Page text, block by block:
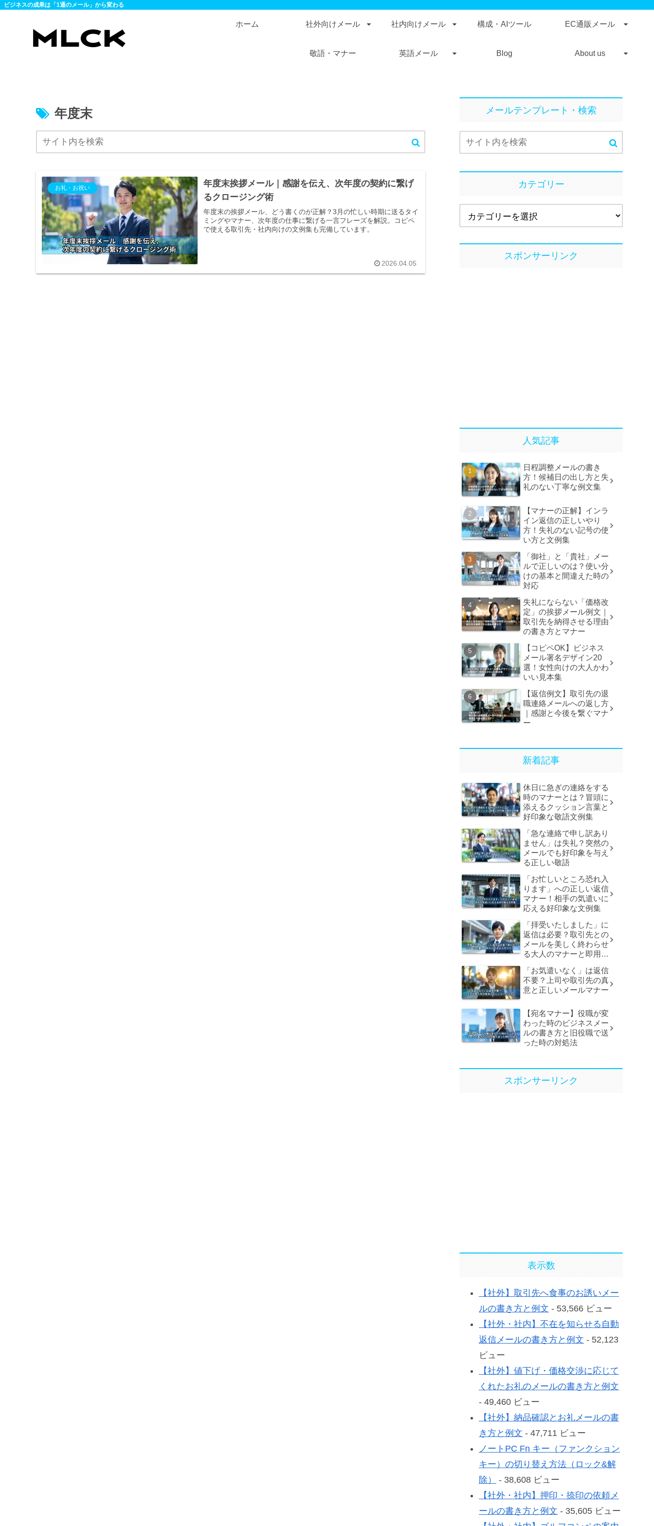
ビジネスの成果は「1通のメール」から変わる
ホーム 社外向けメール 社内向けメール 構成・AIツール EC通販メール
敬語・マナー 英語メール Blog About us
年度末
お礼・お祝い
年度末挨拶メール｜感謝を伝え、次年度の契約に繋げ
るクロージング術
年度末の挨拶メール、どう書くのが正解？3月の忙しい時期に送るタイ
ミングやマナー、次年度の仕事に繋げる一言フレーズを解説。コピペ
で使える取引先・社内向けの文例集も完備しています。
2026.04.05
メールテンプレート・検索
カテゴリー
スポンサーリンク
人気記事
日程調整メールの書き
方！候補日の出し方と失
礼のない丁寧な例文集
【マナーの正解】インラ
イン返信の正しいやり
方！失礼のない記号の使
い方と文例集
「御社」と「貴社」メー
ルで正しいのは？使い分
けの基本と間違えた時の
対応
失礼にならない「価格改
定」の挨拶メール例文｜
取引先を納得させる理由
の書き方とマナー
【コピペOK】ビジネス
メール署名デザイン20
選！女性向けの大人かわ
いい見本集
【返信例文】取引先の退
職連絡メールへの返し方
｜感謝と今後を繋ぐマナ
ー
新着記事
休日に急ぎの連絡をする
時のマナーとは？冒頭に
添えるクッション言葉と
好印象な敬語文例集
「急な連絡で申し訳あり
ません」は失礼？突然の
メールでも好印象を与え
る正しい敬語
「お忙しいところ恐れ入
ります」への正しい返信
マナー！相手の気遣いに
応える好印象な文例集
「拝受いたしました」に
返信は必要？取引先との
メールを美しく終わらせ
る大人のマナーと即用文
「お気遣いなく」は返信
不要？上司や取引先の真
意と正しいメールマナー
【宛名マナー】役職が変
わった時のビジネスメー
ルの書き方と旧役職で送
った時の対処法
スポンサーリンク
表示数
【社外】取引先へ食事のお誘いメー
ルの書き方と例文 - 53,566 ビュー
【社外・社内】不在を知らせる自動
返信メールの書き方と例文 - 52,123
ビュー
【社外】値下げ・価格交渉に応じて
くれたお礼のメールの書き方と例文
- 49,460 ビュー
【社外】納品確認とお礼メールの書
き方と例文 - 47,711 ビュー
ノートPC Fn キー（ファンクション
キー）の切り替え方法（ロック&解
除）
- 38,608 ビュー
【社外・社内】押印・捺印の依頼メ
ールの書き方と例文 - 35,605 ビュー